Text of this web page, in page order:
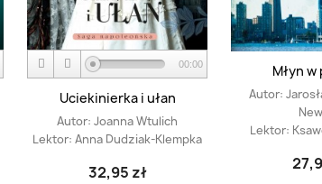
00:00
Uciekinierka i ułan
Autor: Joanna Wtulich
Lektor: Anna Dudziak-Klempka
32,95 zł
Młyn
Autor:
Lektor: